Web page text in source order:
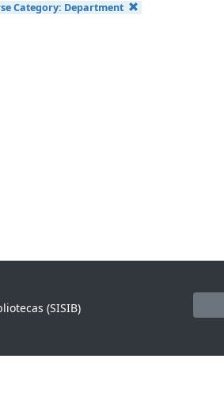
Category: Department
(SISIB)